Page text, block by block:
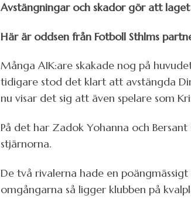
Avstängningar och skador gör att
Här är oddsen från Fotboll Sthlms
Många AIK:are skakade nog på
tidigare stod det klart att avstängda
nu visar det sig att även spelare som
På det har Zadok Yohanna och
stjärnorna.
De två rivalerna hade en
omgångarna så ligger klubben på